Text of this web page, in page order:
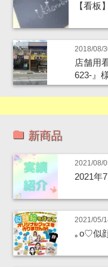
【看板
2018/08/
店舗用
623-』
新商品
2021/08/
2021年
2021/05/
｡o♡似